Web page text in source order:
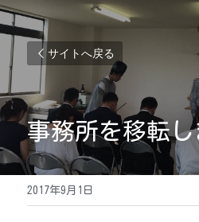
サイトへ戻る
事務所を移転
2017年9月1日